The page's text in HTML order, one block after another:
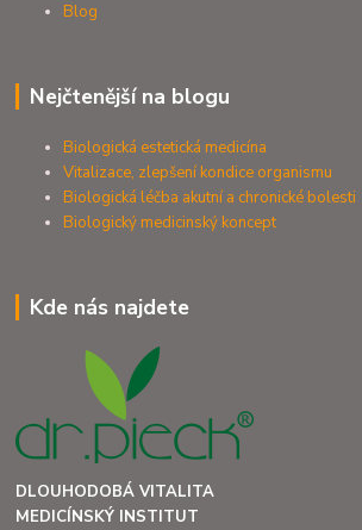
Blog
Nejčtenější na blogu
Biologická estetická medicína
Vitalizace, zlepšení kondice organismu
Biologická léčba akutní a chronické bolesti
Biologický medicinský koncept
Kde nás najdete
DLOUHODOBÁ VITALITA
MEDICÍNSKÝ INSTITUT